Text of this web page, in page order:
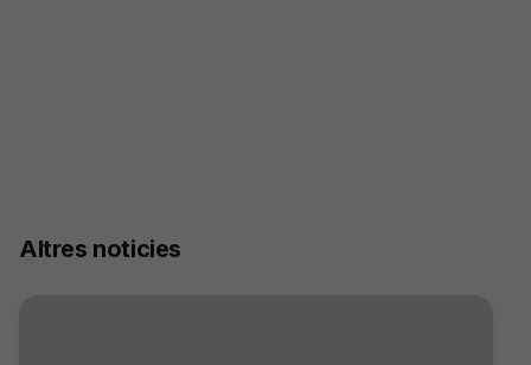
Altres noticies